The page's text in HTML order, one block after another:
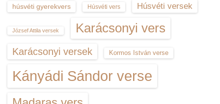
húsvéti gyerekvers Húsvéti vers Húsvéti versek
József Attila versek Karácsonyi vers
Karácsonyi versek Kormos István verse
Kányádi Sándor verse